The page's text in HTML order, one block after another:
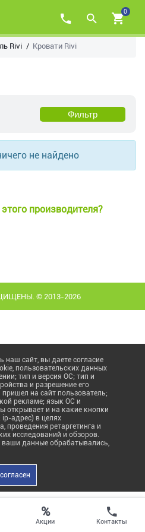
0
Rivi Кровати Rivi
Фильтр
не найдено
производителя?
© 2013-2026
наш сайт, вы даете согласие
пользовательских данных
тип и версия ОС; тип и
и разрешение его
на сайт пользователь;
рекламе; язык ОС и
открывает и на какие кнопки
адрес) в целях
проведения ретаргетинга и
исследований и обзоров.
ваши данные обрабатывались,
%
Акции Контакты